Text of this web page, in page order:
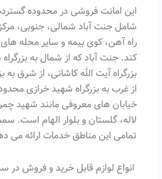
این امانت فروشی در محدوده
شامل جنت آباد شمالی، جنوبی،
راه آهن، کوی بیمه و سایر محله
کند. جنت آباد که از شمال به
بزرگراه آیت الله کاشانی، از شرق به
از غرب به بزرگراه شهید خرازی
خیابان های معروفی مانند شهید
لاله، گلستان و بلوار الهام است.
تمامی این مناطق خدمات ارائه می
انواع لوازم قابل خرید و فروش در